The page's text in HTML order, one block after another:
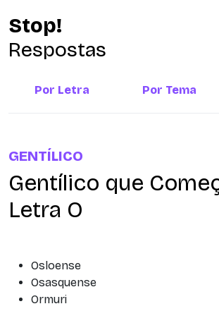
Stop!
Respostas
Por Letra Por Tema
GENTÍLICO
Gentílico que
Letra O
Osloense
Osasquense
Ormuri